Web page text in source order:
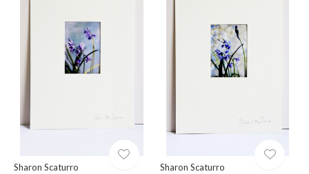
Sharon Scaturro Sharon Scaturro